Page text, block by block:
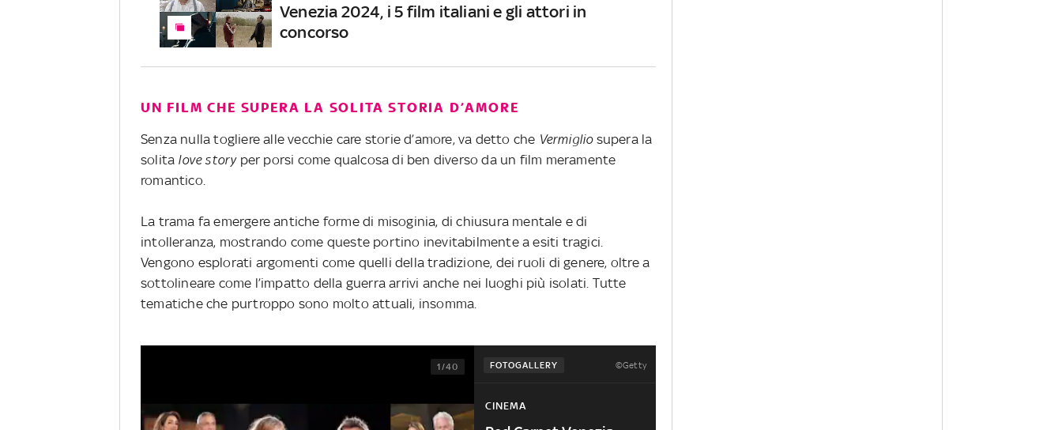
Venezia 2024, i 5 film italiani e gli attori in
concorso
UN FILM CHE SUPERA LA SOLITA STORIA D’AMORE
Senza nulla togliere alle vecchie care storie d’amore, va detto che Vermigliosupera la
solita love story per porsi come qualcosa di ben diverso da un film meramente
romantico.
La trama fa emergere antiche forme di misoginia, di chiusura mentale e di
intolleranza, mostrando come queste portino inevitabilmente a esiti tragici.
Vengono esplorati argomenti come quelli della tradizione, dei ruoli di genere, oltre a
sottolineare come l’impatto della guerra arrivi anche nei luoghi più isolati. Tutte
tematiche che purtroppo sono molto attuali, insomma.
FOTOGALLERY ©Getty
1/40
CINEMA